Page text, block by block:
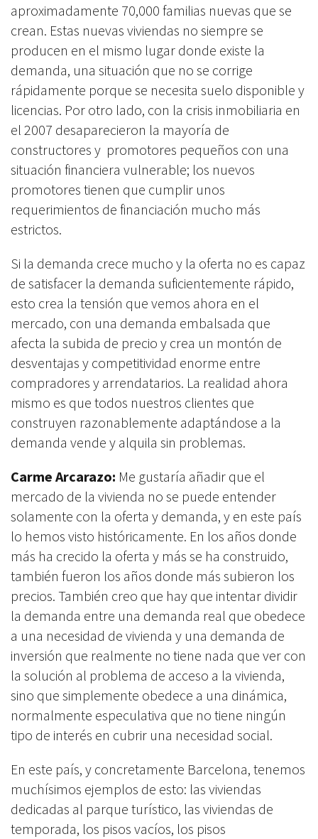
aproximadamente 70,000 familias nuevas que se
crean. Estas nuevas viviendas no siempre se
producen en el mismo lugar donde existe la
demanda, una situación que no se corrige
rápidamente porque se necesita suelo disponible y
licencias. Por otro lado, con la crisis inmobiliaria en
el 2007 desaparecieron la mayoría de
constructores y promotores pequeños con una
situación financiera vulnerable; los nuevos
promotores tienen que cumplir unos
requerimientos de financiación mucho más
estrictos.
Si la demanda crece mucho y la oferta no es capaz
de satisfacer la demanda suficientemente rápido,
esto crea la tensión que vemos ahora en el
mercado, con una demanda embalsada que
afecta la subida de precio y crea un montón de
desventajas y competitividad enorme entre
compradores y arrendatarios. La realidad ahora
mismo es que todos nuestros clientes que
construyen razonablemente adaptándose a la
demanda vende y alquila sin problemas.
Carme Arcarazo: Me gustaría añadir que el
mercado de la vivienda no se puede entender
solamente con la oferta y demanda, y en este país
lo hemos visto históricamente. En los años donde
más ha crecido la oferta y más se ha construido,
también fueron los años donde más subieron los
precios. También creo que hay que intentar dividir
la demanda entre una demanda real que obedece
a una necesidad de vivienda y una demanda de
inversión que realmente no tiene nada que ver con
la solución al problema de acceso a la vivienda,
sino que simplemente obedece a una dinámica,
normalmente especulativa que no tiene ningún
tipo de interés en cubrir una necesidad social.
En este país, y concretamente Barcelona, tenemos
muchísimos ejemplos de esto: las viviendas
dedicadas al parque turístico, las viviendas de
temporada, los pisos vacíos, los pisos